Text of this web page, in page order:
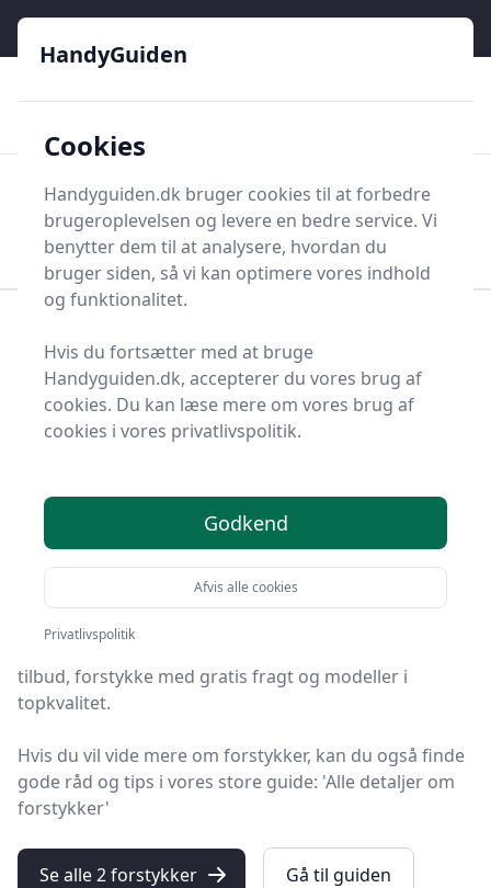
HandyGuiden
Søg nu
Søg nu
Diverse værktøj
Værktøjsdele og tilbehør
Stykker og tilbehør
Forstykke
Bedste forstykker til dig
Leder du efter de bedste forstykker? På HandyGuiden
har vi udvalgt 2 produkter, så du let kan finde din
favorit.
Blandt de 2 udvalgte produkter finder du både skarpe
tilbud, forstykke med gratis fragt og modeller i
topkvalitet.
Hvis du vil vide mere om forstykker, kan du også finde
gode råd og tips i vores store guide: 'Alle detaljer om
forstykker'
Se alle 2 forstykker Gå til guiden
HandyGuiden
Cookies
Handyguiden.dk bruger cookies til at forbedre
brugeroplevelsen og levere en bedre service. Vi
benytter dem til at analysere, hvordan du
bruger siden, så vi kan optimere vores indhold
og funktionalitet.
Hvis du fortsætter med at bruge
Handyguiden.dk, accepterer du vores brug af
cookies. Du kan læse mere om vores brug af
cookies i vores privatlivspolitik.
Godkend
Afvis alle cookies
Privatlivspolitik